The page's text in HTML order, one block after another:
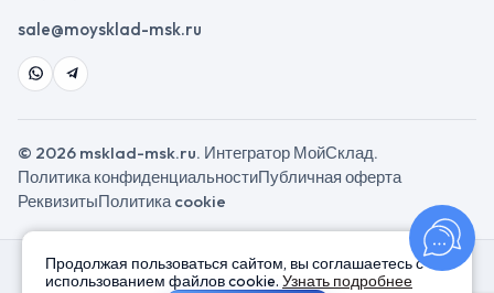
sale@moysklad-msk.ru
© 2026 msklad-msk.ru. Интегратор МойСклад.
Политика конфиденциальностиПубличная оферта
РеквизитыПолитика cookie
Продолжая пользоваться сайтом, вы соглашаетесь с
использованием файлов cookie. Узнать подробнее